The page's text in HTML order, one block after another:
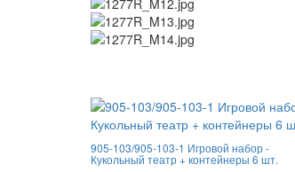
905-103/905-103-1 Игровой набор -
Кукольный театр + контейнеры 6 шт.